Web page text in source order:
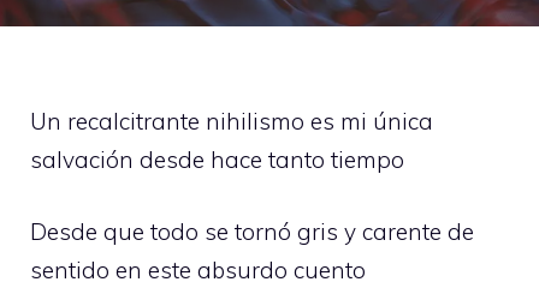
Un recalcitrante nihilismo es mi única
salvación desde hace tanto tiempo
Desde que todo se tornó gris y carente de
sentido en este absurdo cuento